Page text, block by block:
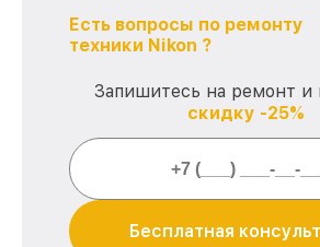
Есть вопросы по ремонту
техники Nikon ?
Запишитесь на ремонт и
скидку -25%
Бесплатная